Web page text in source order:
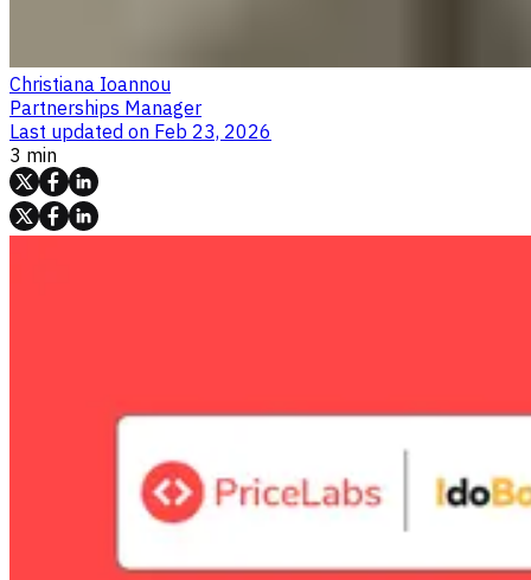
Christiana Ioannou
Partnerships Manager
Last updated on Feb 23, 2026
3 min